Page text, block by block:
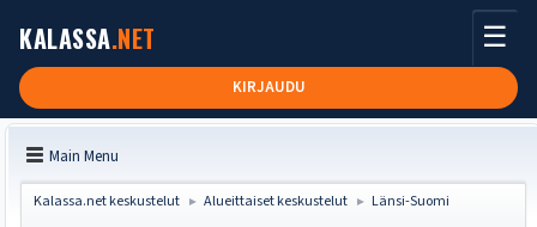
KALASSA.NET
KIRJAUDU
☰
Main Menu
Kalassa.net keskustelut ► Alueittaiset keskustelut ► Länsi-Suomi